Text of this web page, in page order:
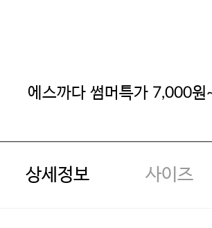
에스까다 썸머특가 7,000원
상세정보 사이즈